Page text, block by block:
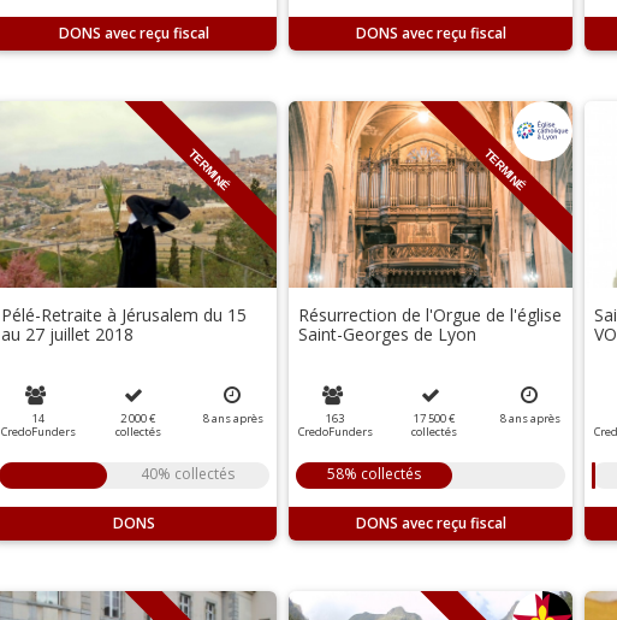
DONS DONS
TERMINÉ
Pélé-Retraite à Jérusalem du 15
au 27 juillet 2018
14
CredoFunders
2 000 €
collectés
8ansaprès
40% collectés
DONS
TERMINÉ
Résurrection de l'Orgue de l'église
Saint-Georges de Lyon
163
CredoFunders
17 500 €
collectés
8ansaprès
58% collectés
DONS